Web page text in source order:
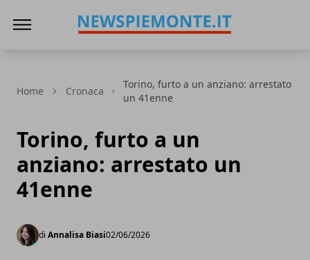
Home Cronaca
Torino, furto a un anziano: arrestato
un 41enne
Torino, furto a un
anziano: arrestato un
41enne
di Annalisa Biasi02/06/2026